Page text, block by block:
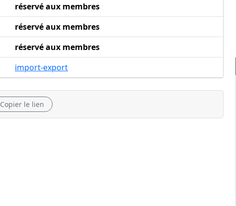
réservé aux membres
réservé aux membres
réservé aux membres
import-export
Copier le lien